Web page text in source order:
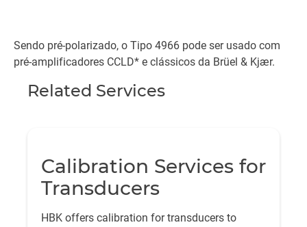
Sendo pré-polarizado, o Tipo 4966 pode ser usado com
pré-amplificadores CCLD* e clássicos da Brüel & Kjær.
Related Services
Calibration Services for
Transducers
HBK offers calibration for transducers to